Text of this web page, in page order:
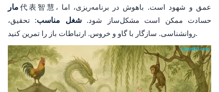
مار 代表智慧، عمق و شهود است. باهوش در برنامه‌ریزی، اما
حسادت ممکن است مشکل‌ساز شود.شغل مناسب: تحقیق،
روانشناسی. سازگار با گاو و خروس. ارتباطات باز را تمرین کنید.